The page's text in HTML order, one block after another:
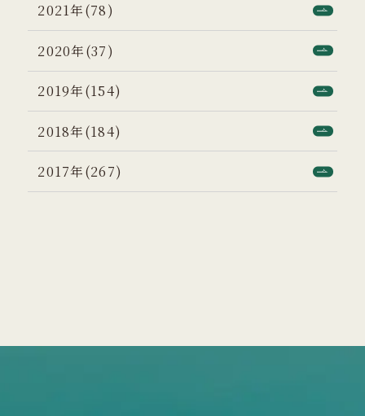
2021年(78)
2020年(37)
2019年(154)
2018年(184)
2017年(267)